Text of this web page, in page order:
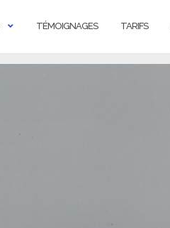
TÉMOIGNAGES TARIFS